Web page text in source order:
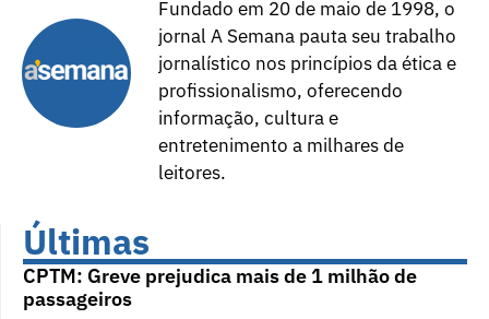
Fundado em 20 de maio de 1998, o
jornal A Semana pauta seu trabalho
jornalístico nos princípios da ética e
profissionalismo, oferecendo
informação, cultura e
entretenimento a milhares de
leitores.
Últimas
CPTM: Greve prejudica mais de 1 milhão de
passageiros